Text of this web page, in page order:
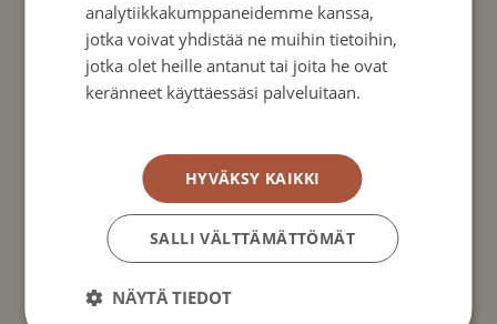
Ajankohtaista
analytiikkakumppaneidemme kanssa,
jotka voivat yhdistää ne muihin tietoihin,
jotka olet heille antanut tai joita he ovat
keränneet käyttäessäsi palveluitaan.
HYVÄKSY KAIKKI
SALLI VÄLTTÄMÄTTÖMÄT
NÄYTÄ TIEDOT